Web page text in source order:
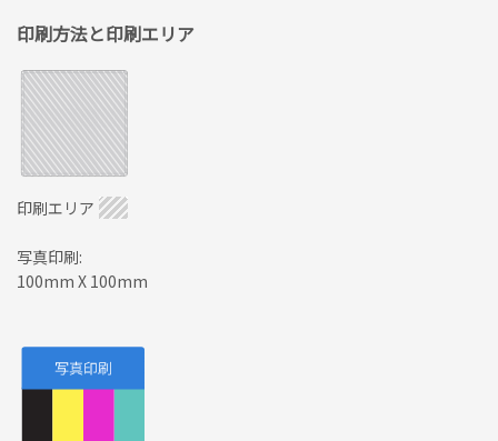
印刷方法と印刷エリア
印刷エリア
写真印刷:
100mm X 100mm